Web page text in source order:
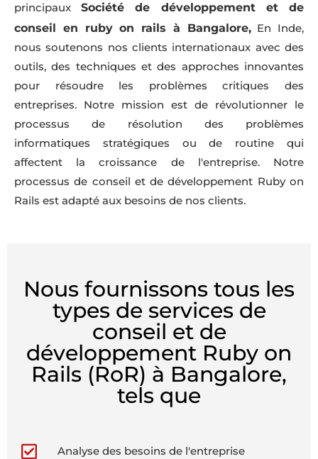
principauxSociété de développement et de
conseil en ruby on rails à Bangalore,En Inde,
nous soutenons nos clients internationaux avec des
outils, des techniques et des approches innovantes
pour résoudre les problèmes critiques des
entreprises. Notre mission est de révolutionner le
processus de résolution des problèmes
informatiques stratégiques ou de routine qui
affectent la croissance de l'entreprise. Notre
processus de conseil et de développement Ruby on
Rails est adapté aux besoins de nos clients.
Nous fournissons tous les
types de services de
conseil et de
développement Ruby on
Rails (RoR) à Bangalore,
tels que
Analyse des besoins de l'entreprise